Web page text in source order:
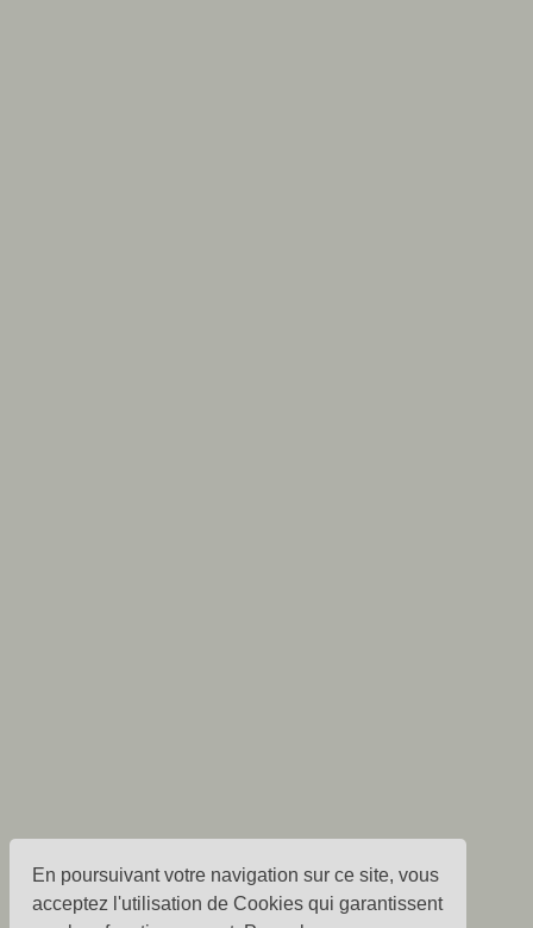
En poursuivant votre navigation sur ce site, vous
acceptez l'utilisation de Cookies qui garantissent